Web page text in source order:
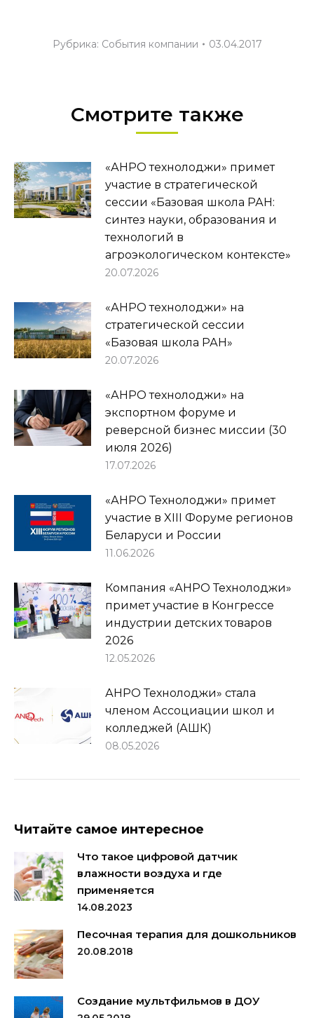
Рубрика: События компании 03.04.2017
Смотрите также
«АНРО технолоджи» примет
участие в стратегической
сессии «Базовая школа РАН:
синтез науки, образования и
технологий в
агроэкологическом контексте»
20.07.2026
«АНРО технолоджи» на
стратегической сессии
«Базовая школа РАН»
20.07.2026
«АНРО технолоджи» на
экспортном форуме и
реверсной бизнес миссии (30
июля 2026)
17.07.2026
«АНРО Технолоджи» примет
участие в XIII Форуме регионов
Беларуси и России
11.06.2026
Компания «АНРО Технолоджи»
примет участие в Конгрессе
индустрии детских товаров
2026
12.05.2026
АНРО Технолоджи» стала
членом Ассоциации школ и
колледжей (АШК)
08.05.2026
Читайте самое интересное
Что такое цифровой датчик
влажности воздуха и где
применяется
14.08.2023
Песочная терапия для дошкольников
20.08.2018
Создание мультфильмов в ДОУ